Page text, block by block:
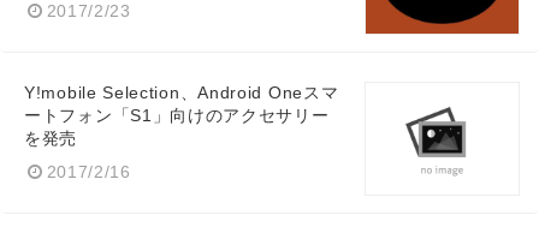
2017/2/23
Y!mobile Selection、Android Oneスマ
ートフォン「S1」向けのアクセサリー
を発売
2017/2/16